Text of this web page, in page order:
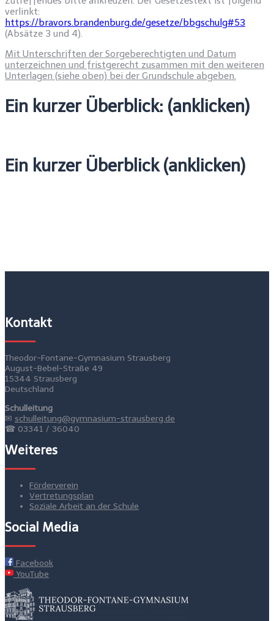
verlinkt:
https://bravors.brandenburg.de/gesetze/bbgschulg#53
(Absätze 3 und 4).
Mit Unterschriften der Sorgeberechtigten und Datum
unterzeichnen und fristgerecht zusammen mit den weiteren
Unterlagen (siehe oben) bei der Grundschule abgeben.
Ein kurzer Überblick: (anklicken)
Ein kurzer Überblick (anklicken)
Kontakt
Theodor-Fontane-Gymnasium Strausberg
August-Bebel-Straße 49
15344 Strausberg
Deutschland
Schulleitung
✉ schulleitung@gymnasium-strausberg.de
☎ 03341 / 36040
Weiteres
Förderverein
Vertretungsplan
Soziale Arbeit an der Schule
Social Media
Facebook
YouTube